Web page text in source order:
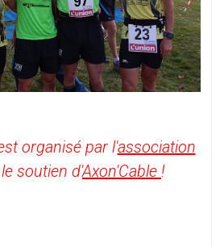
organisé par l'association
soutien d'Axon'Cable !